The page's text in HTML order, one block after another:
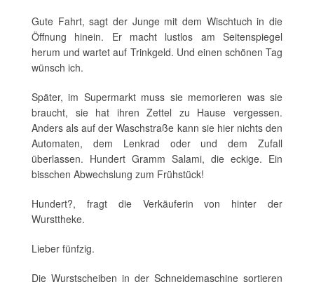
Gute Fahrt, sagt der Junge mit dem Wischtuch in die
Öffnung hinein. Er macht lustlos am Seitenspiegel
herum und wartet auf Trinkgeld. Und einen schönen Tag
wünsch ich.
Später, im Supermarkt muss sie memorieren was sie
braucht, sie hat ihren Zettel zu Hause vergessen.
Anders als auf der Waschstraße kann sie hier nichts den
Automaten, dem Lenkrad oder und dem Zufall
überlassen. Hundert Gramm Salami, die eckige. Ein
bisschen Abwechslung zum Frühstück!
Hundert?, fragt die Verkäuferin von hinter der
Wursttheke.
Lieber fünfzig.
Die Wurstscheiben in der Schneidemaschine sortieren